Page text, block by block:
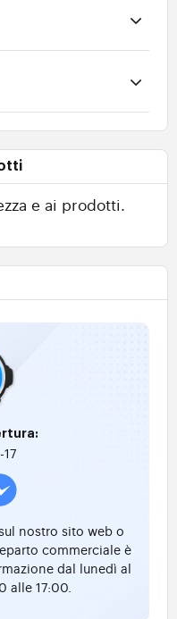
e ai prodotti.
nostro sito web o
commerciale è
dal lunedì al
alle 17:00.